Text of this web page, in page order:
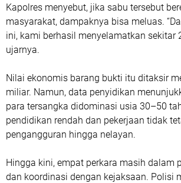
Kapolres menyebut, jika sabu tersebut
masyarakat, dampaknya bisa meluas.
ini, kami berhasil menyelamatkan sekitar
ujarnya.
Nilai ekonomis barang bukti itu ditaksir
miliar. Namun, data penyidikan
para tersangka didominasi usia 30–50
pendidikan rendah dan pekerjaan tidak
pengangguran hingga nelayan.
Hingga kini, empat perkara masih dalam
dan koordinasi dengan kejaksaan. Polisi